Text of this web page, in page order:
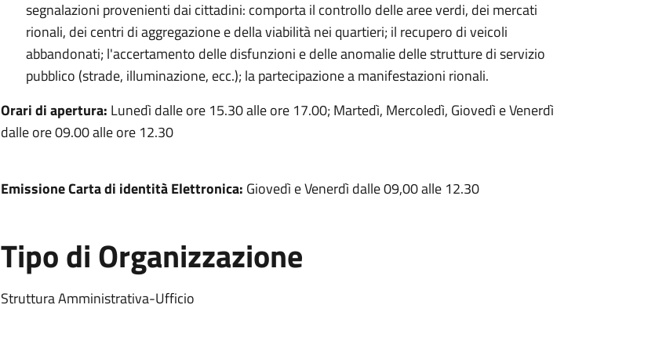
segnalazioni provenienti dai cittadini: comporta il controllo delle aree verdi, dei mercati
rionali, dei centri di aggregazione e della viabilità nei quartieri; il recupero di veicoli
abbandonati; l'accertamento delle disfunzioni e delle anomalie delle strutture di servizio
pubblico (strade, illuminazione, ecc.); la partecipazione a manifestazioni rionali.
Orari di apertura: Lunedì dalle ore 15.30 alle ore 17.00; Martedì, Mercoledì, Giovedì e Venerdì
dalle ore 09.00 alle ore 12.30
Emissione Carta di identità Elettronica: Giovedì e Venerdì dalle 09,00 alle 12.30
Tipo di Organizzazione
Struttura Amministrativa-Ufficio